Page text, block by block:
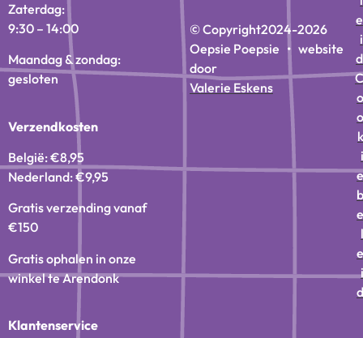
Zaterdag:
9:30 – 14:00
Maandag & zondag:
gesloten
Verzendkosten
België: €8,95
Nederland: €9,95
Gratis verzending vanaf
€150
Gratis ophalen in onze
winkel te Arendonk
Klantenservice
© Copyright2024-2026
Oepsie Poepsie • website
door
Valerie Eskens
e
i
d
C
o
o
k
i
e
b
e
l
e
i
d